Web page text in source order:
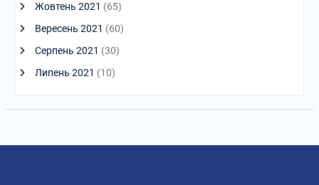
Жовтень 2021 (65)
Вересень 2021 (60)
Серпень 2021 (30)
Липень 2021 (10)